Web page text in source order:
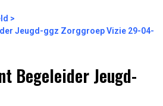
Jeugd-ggz Zorggroep Vizie 29-04-
Begeleider Jeugd-